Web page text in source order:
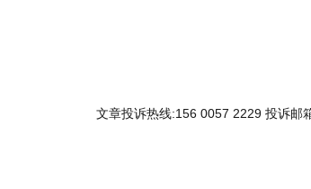
文章投诉热线:156 0057 2229 投诉邮